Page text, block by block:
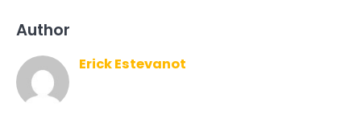
Author
Erick Estevanot